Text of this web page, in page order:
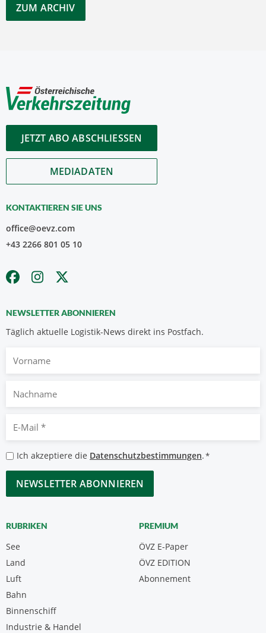
ZUM ARCHIV
JETZT ABO ABSCHLIESSEN
MEDIADATEN
KONTAKTIEREN SIE UNS
office@oevz.com
+43 2266 801 05 10
NEWSLETTER ABONNIEREN
Täglich aktuelle Logistik-News direkt ins Postfach.
Nachname
Mail
*
Datenschutzbestimmungen
*
Ich akzeptiere die Datenschutzbestimmungen.*
CAPTCHA
RUBRIKEN
See
Land
Luft
Bahn
Binnenschiff
Industrie & Handel
PREMIUM
ÖVZ E-Paper
Abonnement
ÖVZ EDITION